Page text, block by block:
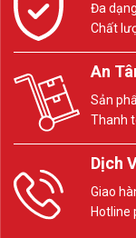
Đa
Chất
An
Sản
Thanh
Dịch
Giao
Hotline